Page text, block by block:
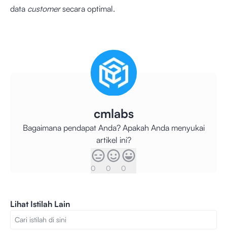
data customersecara optimal.
cmlabs
Bagaimana pendapat Anda? Apakah Anda menyukai
artikel ini?
0 0 0
Lihat Istilah Lain